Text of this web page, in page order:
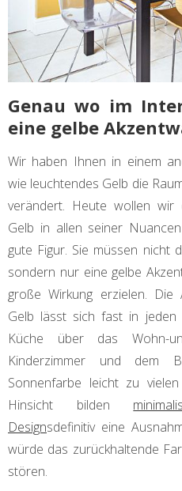
Genau wo im
eine gelbe
Wir haben Ihnen in einem
wie leuchtendes Gelb die
verändert. Heute wollen wir
Gelb in allen seiner
gute Figur. Sie müssen nicht
sondern nur eine gelbe
große Wirkung erzielen. Die
Gelb lässt sich fast in
Küche über das Wohn-
Kinderzimmer und dem
Sonnenfarbe leicht zu
Hinsicht bilden
Designsdefinitiv eine
würde das zurückhaltende
stören.